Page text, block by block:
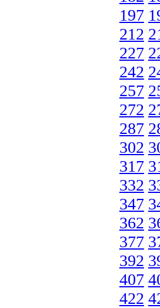
197
212
227
242
257
272
287
302
317
332
347
362
377
392
407
422